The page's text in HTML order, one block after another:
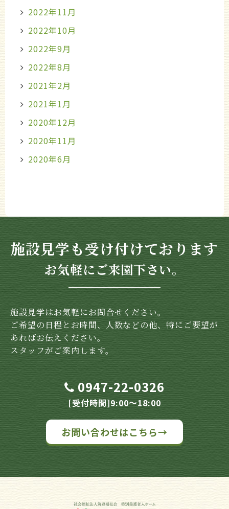
2022年11月
2022年10月
2022年9月
2022年8月
2021年2月
2021年1月
2020年12月
2020年11月
2020年6月
施設見学も受け付けております
お気軽にご来園下さい。
施設見学はお気軽にお問合せください。
ご希望の日程とお時間、人数などの他、特にご要望が
あればお伝えください。
スタッフがご案内します。
0947-22-0326
[受付時間]9:00～18:00
お問い合わせはこちら→